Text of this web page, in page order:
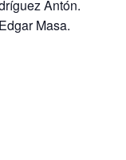
Antón.
Masa.